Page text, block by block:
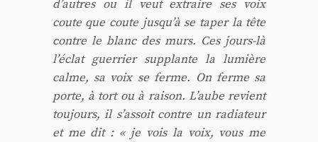
d’autres ou il veut extraire ses voix
coute que coute jusqu’à se taper la tête
contre le blanc des murs. Ces jours-là
l’éclat guer­rier sup­plante la lumière
calme, sa voix se ferme. On ferme sa
porte, à tort ou à rai­son. L’aube revient
tou­jours, il s’assoit contre un radia­teur
et me dit : « je vois la voix, vous me